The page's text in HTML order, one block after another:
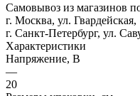
Самовывоз из магазинов
г. Москва, ул. Гвардейская,
г. Санкт-Петербург, ул.
Характеристики
Напряжение, В
—
20